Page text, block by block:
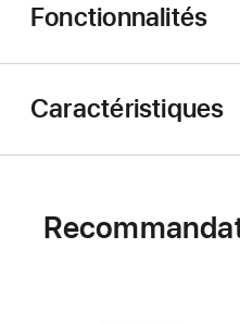
Fonctionnalités
Caractéristiques